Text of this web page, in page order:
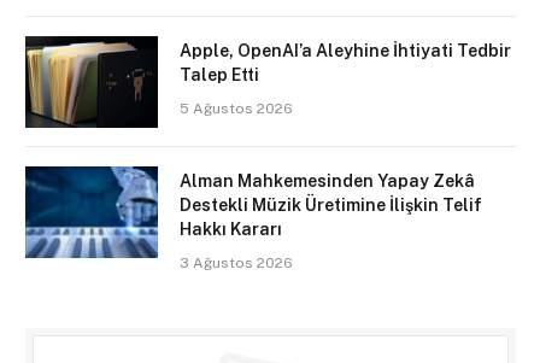
Apple, OpenAI’a Aleyhine İhtiyati Tedbir
Talep Etti
5 Ağustos 2026
Alman Mahkemesinden Yapay Zekâ
Destekli Müzik Üretimine İlişkin Telif
Hakkı Kararı
3 Ağustos 2026